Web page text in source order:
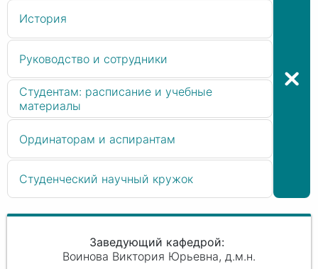
История
Руководство и сотрудники
Студентам: расписание и учебные
материалы
Ординаторам и аспирантам
Студенческий научный кружок
Заведующий кафедрой
Воинова Виктория Юрьевна д.м.н.